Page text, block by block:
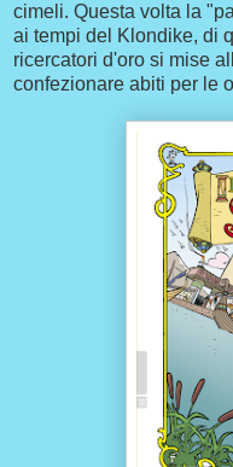
cimeli. Questa volta la
ai tempi del Klondike, di
ricercatori d'oro si mise
confezionare abiti per le